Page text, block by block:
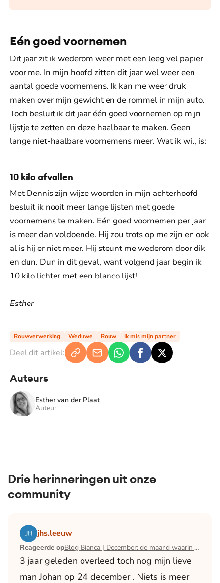
Eén goed voornemen
Dit jaar zit ik wederom weer met een leeg vel papier
voor me. In mijn hoofd zitten dit jaar wel weer een
aantal goede voornemens. Ik kan me weer druk
maken over mijn gewicht en de rommel in mijn auto.
Toch besluit ik dit jaar één goed voornemen op mijn
lijstje te zetten en deze haalbaar te maken. Geen
lange niet-haalbare voornemens meer. Wat ik wil, is:
10 kilo afvallen
Met Dennis zijn wijze woorden in mijn achterhoofd
besluit ik nooit meer lange lijsten met goede
voornemens te maken. Eén goed voornemen per jaar
is meer dan voldoende. Hij zou trots op me zijn en ook
al is hij er niet meer. Hij steunt me wederom door dik
en dun. Dun in dit geval, want volgend jaar begin ik
10 kilo lichter met een blanco lijst!
Esther
Rouwverwerking Weduwe Rouw Ik mis mijn partner
Deel dit artikel:
Auteurs
Esther van der Plaat
Auteur
Drie herinneringen uit onze
community
jhs.leeuw
Reageerde op Blog Bianca | December: de maand waarin ik mijn man verloor
3 jaar geleden overleed toch nog mijn lieve
man Johan op 24 december . Niets is meer
Lees het artikel Blog Bianca | December: de maand